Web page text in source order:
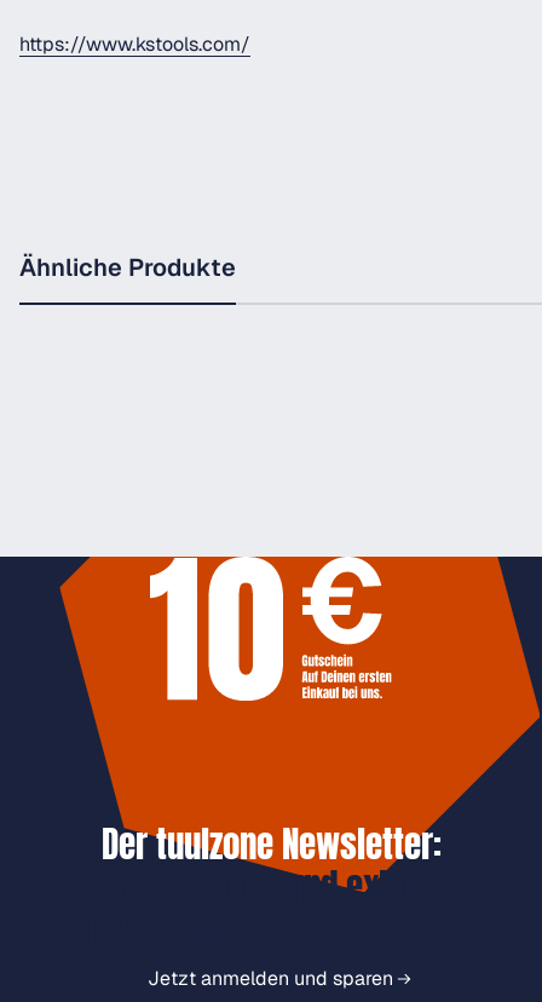
https://www.kstools.com/
Ähnliche Produkte
Der tuulzone Newsletter:
Jetzt anmelden und exklusive
Jetzt anmelden und sparen